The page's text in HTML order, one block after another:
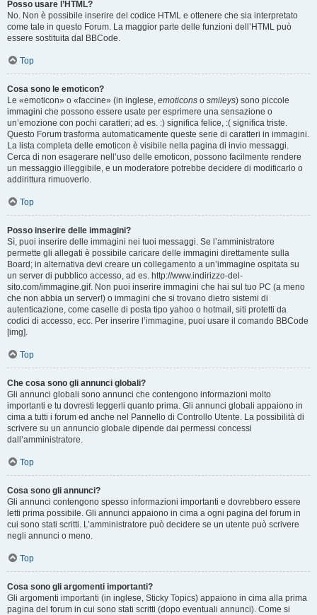
Posso usare l’HTML?
No. Non è possibile inserire del codice HTML e ottenere che sia interpretato
come tale in questo Forum. La maggior parte delle funzioni dell’HTML può
essere sostituita dal BBCode.
Top
Cosa sono le emoticon?
Le «emoticon» o «faccine» (in inglese, emoticons o smileys) sono piccole
immagini che possono essere usate per esprimere una sensazione o
un’emozione con pochi caratteri; ad es. :) significa felice, :( significa triste.
Questo Forum trasforma automaticamente queste serie di caratteri in immagini.
La lista completa delle emoticon è visibile nella pagina di invio messaggi.
Cerca di non esagerare nell’uso delle emoticon, possono facilmente rendere
un messaggio illeggibile, e un moderatore potrebbe decidere di modificarlo o
addirittura rimuoverlo.
Top
Posso inserire delle immagini?
Sì, puoi inserire delle immagini nei tuoi messaggi. Se l’amministratore
permette gli allegati è possibile caricare delle immagini direttamente sulla
Board; in alternativa devi creare un collegamento a un’immagine ospitata su
un server di pubblico accesso, ad es. http://www.indirizzo-del-
sito.com/immagine.gif. Non puoi inserire immagini che hai sul tuo PC (a meno
che non abbia un server!) o immagini che si trovano dietro sistemi di
autenticazione, come caselle di posta tipo yahoo o hotmail, siti protetti da
codici di accesso, ecc. Per inserire l’immagine, puoi usare il comando BBCode
[img].
Top
Che cosa sono gli annunci globali?
Gli annunci globali sono annunci che contengono informazioni molto
importanti e tu dovresti leggerli quanto prima. Gli annunci globali appaiono in
cima a tutti i forum ed anche nel Pannello di Controllo Utente. La possibilità di
scrivere su un annuncio globale dipende dai permessi concessi
dall’amministratore.
Top
Cosa sono gli annunci?
Gli annunci contengono spesso informazioni importanti e dovrebbero essere
letti prima possibile. Gli annunci appaiono in cima a ogni pagina del forum in
cui sono stati scritti. L’amministratore può decidere se un utente può scrivere
negli annunci o meno.
Top
Cosa sono gli argomenti importanti?
Gli argomenti importanti (in inglese, Sticky Topics) appaiono in cima alla prima
pagina del forum in cui sono stati scritti (dopo eventuali annunci). Come si